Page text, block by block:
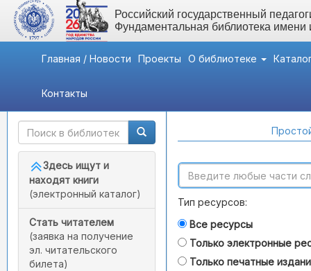
Российский государственный
Фундаментальная библиотека
Главная / Новости Проекты О библиотеке
Контакты
Быстрый доступ
Здесь ищут и
находят книги
(электронный каталог)
Стать читателем
(заявка на получение
эл. читательского
билета)
Тип ресурсов:
Все ресурсы
Только электронные
Только печатные